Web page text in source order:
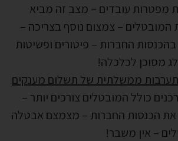
מפטרות עובדים – מצב זה מביא
המובטלים – צמצום נוסף בצריכה –
החברות – פיטורים ופשיטות
מסוכן לכלכלה!
ממשלתית של תשלום מענקים
כולל המובטלים צורכים יותר –
הכנסות החברות – מצמצם אבטלה
– אין משבר!